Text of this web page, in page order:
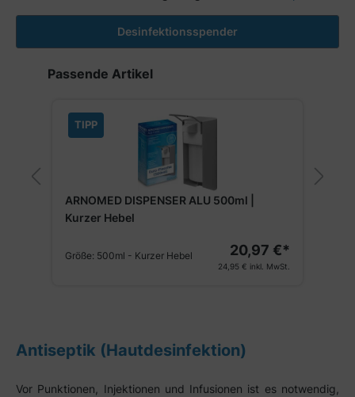
Desinfektionsspender
Produktgalerie überspringen
Passende Artikel
TIPP
ARNOMED DISPENSER ALU 500ml |
Kurzer Hebel
Größe: 500ml - Kurzer Hebel 20,97 €*
24,95 € inkl. MwSt.
Antiseptik (Hautdesinfektion)
Vor Punktionen, Injektionen und Infusionen ist es notwendig,